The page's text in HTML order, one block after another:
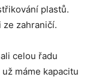
plastů.
ze zahraničí.
celou řadu
máme kapacitu